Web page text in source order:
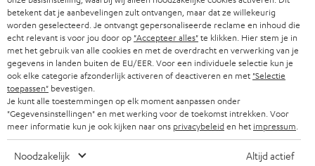
u
s
à
l
a
n
e
Catégories
HOME CINEMA
SYSTEMES COMPLETS HOME CINEMA
BARRES DE SON
STEREO
SMART HOME
Société
SUPPORT
CARRIÈRES
PRESSE
Boutiques en ligne Teufel
ALLEMAGNE
AUTRICHE
betekent dat je aanbevelingen zult ontvangen, maar dat ze willekeurig
worden geselecteerd. Je ontvangt gepersonaliseerde reclame en inhoud die
echt relevant is voor jou door op "Accepteer alles"te klikken. Hier stem je in
met het gebruik van alle cookies en met de overdracht en verwerking van je
gegevens in landen buiten de EU/EER. Voor een individuele selectie kun je
ook elke categorie afzonderlijk activeren of deactiveren en met "Selectie
toepassen" bevestigen.
Je kunt alle toestemmingen op elk moment aanpassen onder
"Gegevensinstellingen" en met werking voor de toekomst intrekken. Voor
meer informatie kun je ook kijken naar ons privacybeleiden het impressum
Noodzakelijk Altijd actief